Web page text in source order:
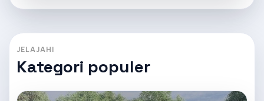
JELAJAHI
Kategori populer